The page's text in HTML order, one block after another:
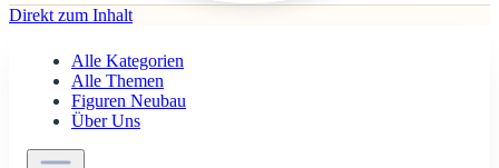
Direkt zum Inhalt
Alle Kategorien
Alle Themen
Figuren Neubau
Über Uns